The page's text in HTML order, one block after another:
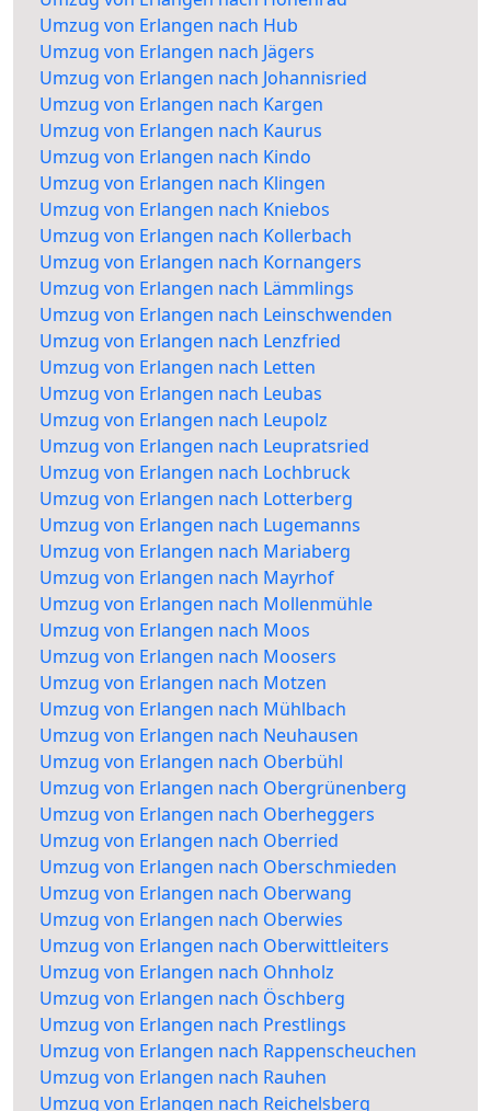
Umzug von Erlangen nach Hub
Umzug von Erlangen nach Jägers
Umzug von Erlangen nach Johannisried
Umzug von Erlangen nach Kargen
Umzug von Erlangen nach Kaurus
Umzug von Erlangen nach Kindo
Umzug von Erlangen nach Klingen
Umzug von Erlangen nach Kniebos
Umzug von Erlangen nach Kollerbach
Umzug von Erlangen nach Kornangers
Umzug von Erlangen nach Lämmlings
Umzug von Erlangen nach Leinschwenden
Umzug von Erlangen nach Lenzfried
Umzug von Erlangen nach Letten
Umzug von Erlangen nach Leubas
Umzug von Erlangen nach Leupolz
Umzug von Erlangen nach Leupratsried
Umzug von Erlangen nach Lochbruck
Umzug von Erlangen nach Lotterberg
Umzug von Erlangen nach Lugemanns
Umzug von Erlangen nach Mariaberg
Umzug von Erlangen nach Mayrhof
Umzug von Erlangen nach Mollenmühle
Umzug von Erlangen nach Moos
Umzug von Erlangen nach Moosers
Umzug von Erlangen nach Motzen
Umzug von Erlangen nach Mühlbach
Umzug von Erlangen nach Neuhausen
Umzug von Erlangen nach Oberbühl
Umzug von Erlangen nach Obergrünenberg
Umzug von Erlangen nach Oberheggers
Umzug von Erlangen nach Oberried
Umzug von Erlangen nach Oberschmieden
Umzug von Erlangen nach Oberwang
Umzug von Erlangen nach Oberwies
Umzug von Erlangen nach Oberwittleiters
Umzug von Erlangen nach Ohnholz
Umzug von Erlangen nach Öschberg
Umzug von Erlangen nach Prestlings
Umzug von Erlangen nach Rappenscheuchen
Umzug von Erlangen nach Rauhen
Umzug von Erlangen nach Reichelsberg